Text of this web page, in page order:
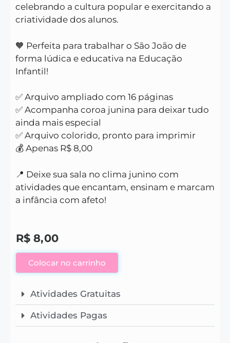
celebrando a cultura popular e exercitando a
criatividade dos alunos.
🧡 Perfeita para trabalhar o São João de
forma lúdica e educativa na Educação
Infantil!
✅ Arquivo ampliado com 16 páginas
✅ Acompanha coroa junina para deixar tudo
ainda mais especial
✅ Arquivo colorido, pronto para imprimir
💰 Apenas R$ 8,00
📍 Deixe sua sala no clima junino com
atividades que encantam, ensinam e marcam
a infância com afeto!
R$ 8,00
Colocar no carrinho
Atividades Gratuitas
Atividades Pagas